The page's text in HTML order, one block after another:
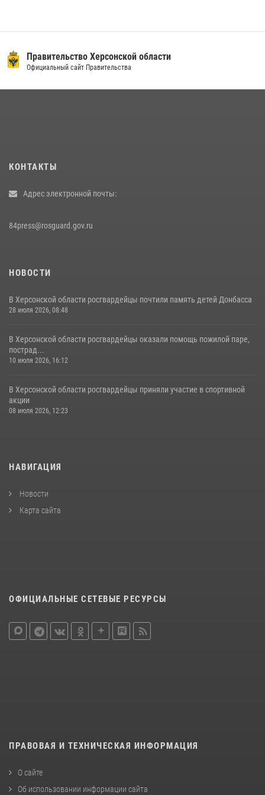
Правительство Херсонской области
Официальный сайт Правительства
КОНТАКТЫ
Адрес электронной почты:
84press@rosguard.gov.ru
НОВОСТИ
В Херсонской области росгвардейцы почтили память детей Донбасса
28 июля 2026, 08:48
В Херсонской области росгвардейцы оказали помощь пожилой паре,
пострад...
10 июля 2026, 16:12
В Херсонской области росгвардейцы приняли участие в спортивной
акции
08 июля 2026, 12:23
НАВИГАЦИЯ
Новости
Карта сайта
ОФИЦИАЛЬНЫЕ СЕТЕВЫЕ РЕСУРСЫ
ПРАВОВАЯ И ТЕХНИЧЕСКАЯ ИНФОРМАЦИЯ
О сайте
Об использовании информации сайта